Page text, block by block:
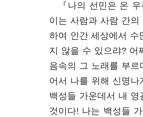
『나의 선민은 온
이는 사람과 사람 간
하여 인간 세상에서 수
지 않을 수 있으랴? 어
음속의 그 노래를 부
어서 나를 위해 신명
백성들 가운데서 내
것이다! 나는 백성들